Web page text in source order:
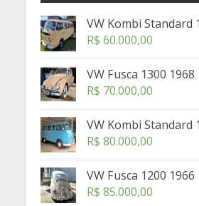
VW Kombi Standard
R$ 60.000,00
VW Fusca 1300 1968
R$ 70.000,00
VW Kombi Standard
R$ 80.000,00
VW Fusca 1200 1966
R$ 85.000,00